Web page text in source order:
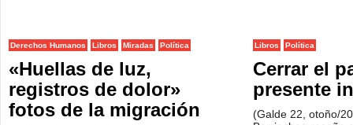
Derechos Humanos Libros Miradas Política
«Huellas de luz,
registros de dolor»
fotos de la migración
Libros Política
Cerrar el
presente
(Galde 22, otoño/